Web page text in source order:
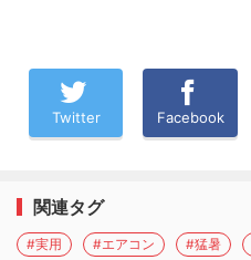
Twitter Facebook
関連タグ
#実用 #エアコン #猛暑